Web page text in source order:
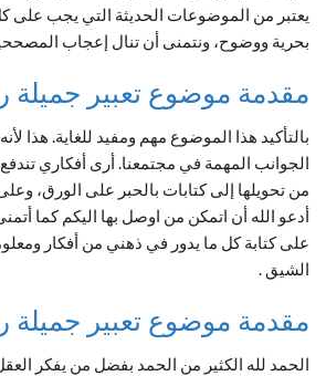
يعتبر من الموضوعات الحديثة التي يجب على
بحرية ووضوح، ونتمنى أن تنال إعجاب
مقدمة موضوع تعبير جميلة
بالتأكيد هذا الموضوع مهم ومفيد للغاية. هذا
الجوانب المهمة في مجتمعنا. أرى أفكاري
من تحويلها إلى كتابات بالحبر على الورق،
أدعو الله أن اتمكن من اوصل بها اليكم كما
على كتابة كل ما يدور في ذهني من أفكار
الشيق .
مقدمة موضوع تعبير جميلة
الحمد لله الكثير من الحمد بفضل من يفكر